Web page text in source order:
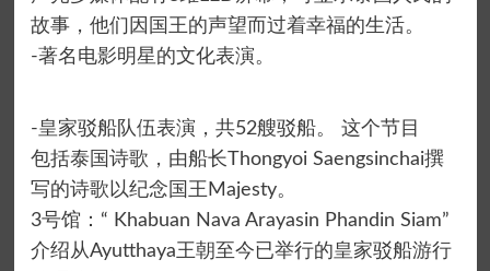
故事，他们因国王的声望而过着幸福的生活。
-著名电影明星的文化表演。
-皇家驳船队伍表演，共52艘驳船。 这个节目
包括泰国诗歌，由船长Thongyoi Saengsinchai撰
写的诗歌以纪念国王Majesty。
3号馆：“ Khabuan Nava Arayasin Phandin Siam”
介绍从Ayutthaya王朝至今已举行的皇家驳船游行